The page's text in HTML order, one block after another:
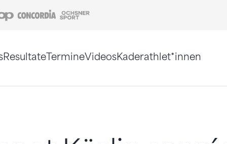
Coop Concordia
ResultateTermineVideosKaderathlet*innen